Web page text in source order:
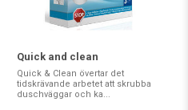
Quick and clean
Quick & Clean övertar det
tidskrävande arbetet att skrubba
duschväggar och ka...